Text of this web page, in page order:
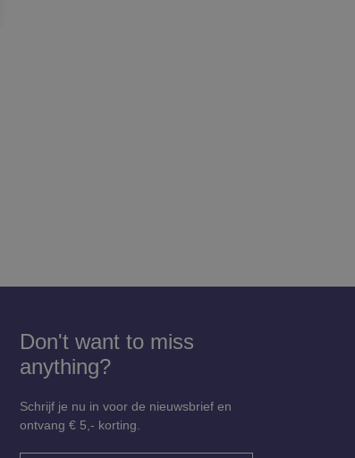
Don't want to miss
anything?
Schrijf je nu in voor de nieuwsbrief en
ontvang € 5,- korting.